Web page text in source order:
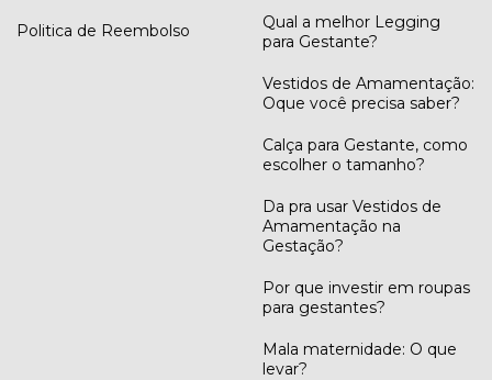
Politica de Reembolso
Qual a melhor Legging
para Gestante?
Vestidos de Amamentação:
Oque você precisa saber?
Calça para Gestante, como
escolher o tamanho?
Da pra usar Vestidos de
Amamentação na
Gestação?
Por que investir em roupas
para gestantes?
Mala maternidade: O que
levar?